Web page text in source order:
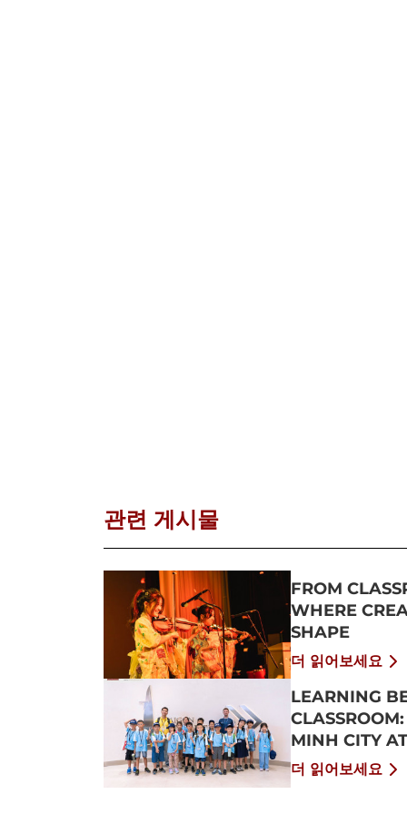
관련 게시물
FROM
WHERE
SHAPE
더 읽어보세요
LEARNING
MINH CITY
2026
더 읽어보세요